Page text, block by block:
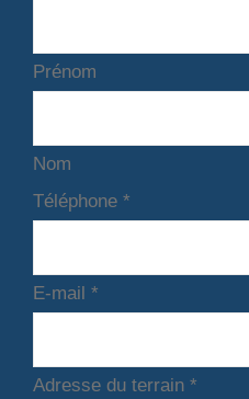
Prénom
Nom
Téléphone *
E-mail *
Adresse du terrain *